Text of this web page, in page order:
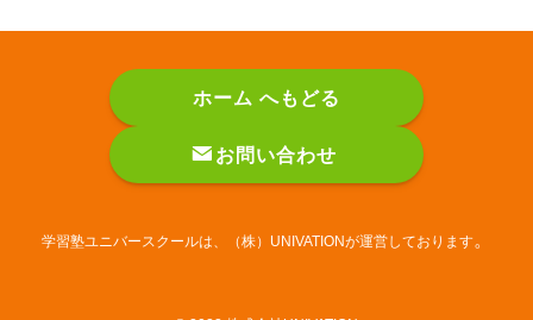
ホーム へもどる
お問い合わせ
学習塾ユニバースクールは、（株）UNIVATIONが運営しております。